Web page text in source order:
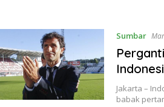
Sumbar
Jakarta –
babak